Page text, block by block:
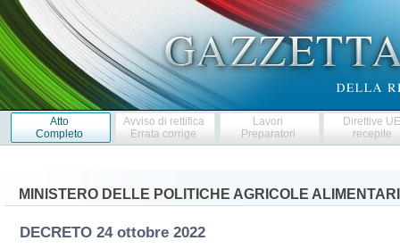
Atto
Completo
Avviso di rettifica
Errata corrige
Lavori
Preparatori
Direttive
recepite
MINISTERO DELLE POLITICHE AGRICOLE
DECRETO 24 ottobre 2022